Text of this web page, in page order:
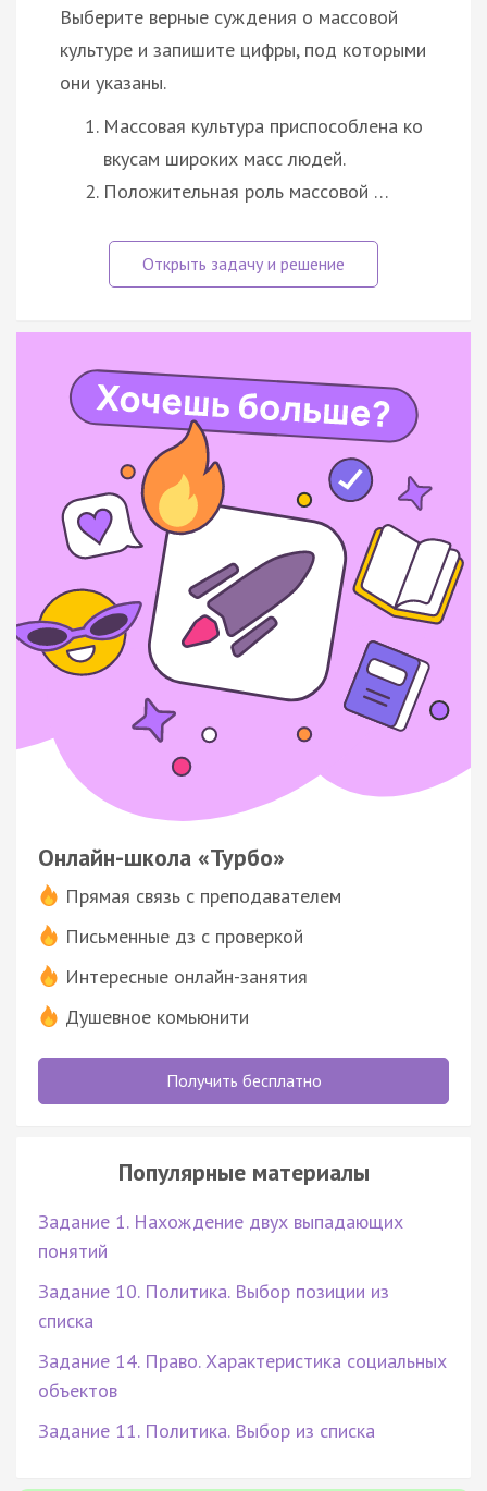
Выберите верные суждения о массовой
культуре и запишите цифры, под которыми
они указаны.
Массовая культура приспособлена ко
вкусам широких масс людей.
Положительная роль массовой …
Онлайн-школа «Турбо»
Прямая связь с преподавателем
Письменные дз с проверкой
Интересные онлайн-занятия
Душевное комьюнити
Получить бесплатно
Популярные материалы
Задание 1. Нахождение двух выпадающих
понятий
Задание 10. Политика. Выбор позиции из
списка
Задание 14. Право. Характеристика социальных
объектов
Задание 11. Политика. Выбор из списка